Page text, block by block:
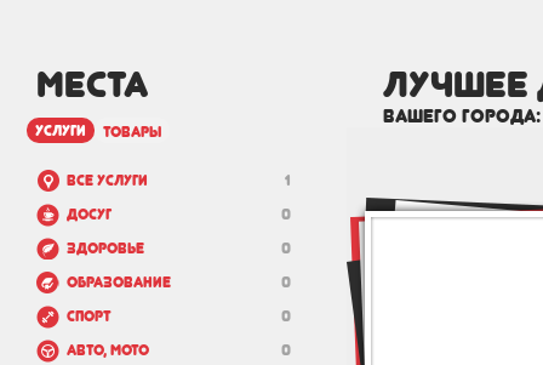
МЕСТА
услуги товары
1
Все услуги
0
Досуг
0
Здоровье
0
Образование
0
Спорт
0
Авто, мото
лучшее
вашего